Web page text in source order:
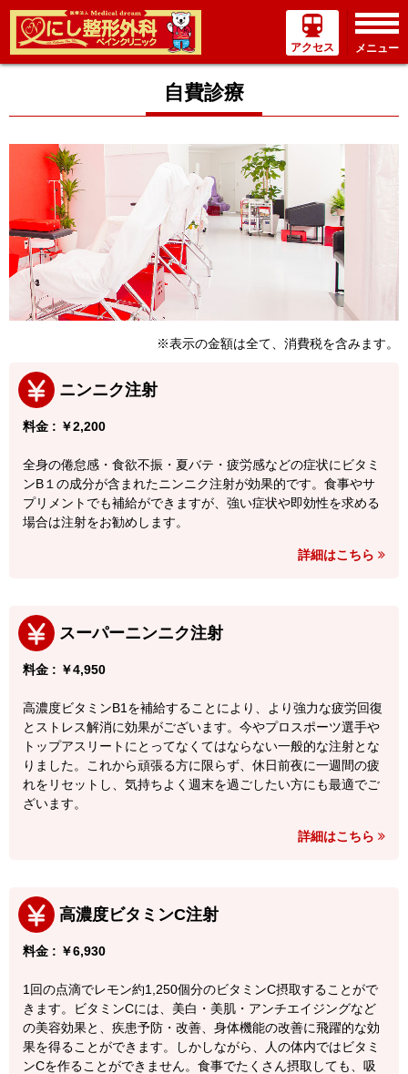
アクセス メニュー
自費診療
※表示の金額は全て、消費税を含みます。
ニンニク注射
料金 : ￥2,200
全身の倦怠感・食欲不振・夏バテ・疲労感などの症状にビタミ
ンB１の成分が含まれたニンニク注射が効果的です。食事やサ
プリメントでも補給ができますが、強い症状や即効性を求める
場合は注射をお勧めします。
詳細はこちら
スーパーニンニク注射
料金 : ￥4,950
高濃度ビタミンB1を補給することにより、より強力な疲労回復
とストレス解消に効果がございます。今やプロスポーツ選手や
トップアスリートにとってなくてはならない一般的な注射とな
りました。これから頑張る方に限らず、休日前夜に一週間の疲
れをリセットし、気持ちよく週末を過ごしたい方にも最適でご
ざいます。
詳細はこちら
高濃度ビタミンC注射
料金 : ￥6,930
1回の点滴でレモン約1,250個分のビタミンC摂取することがで
きます。ビタミンCには、美白・美肌・アンチエイジングなど
の美容効果と、疾患予防・改善、身体機能の改善に飛躍的な効
果を得ることができます。しかしながら、人の体内ではビタミ
ンCを作ることができません。食事でたくさん摂取しても、吸